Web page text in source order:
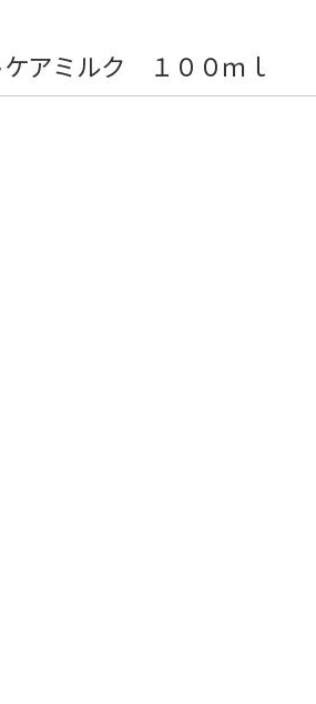
アミルク １００ｍｌ